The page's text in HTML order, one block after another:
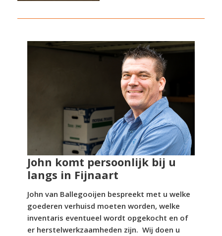
John komt persoonlijk bij u
langs in Fijnaart
John van Ballegooijen bespreekt met u welke
goederen verhuisd moeten worden, welke
inventaris eventueel wordt opgekocht en of
er herstelwerkzaamheden zijn. Wij doen u